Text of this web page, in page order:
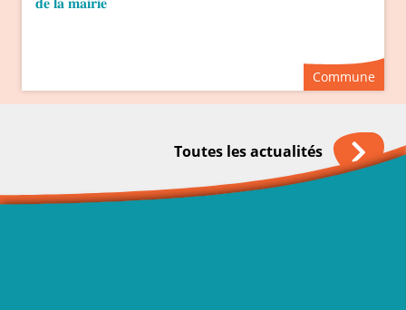
Commune
Toutes les actualités